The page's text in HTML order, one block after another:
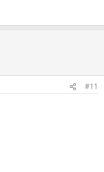
#11